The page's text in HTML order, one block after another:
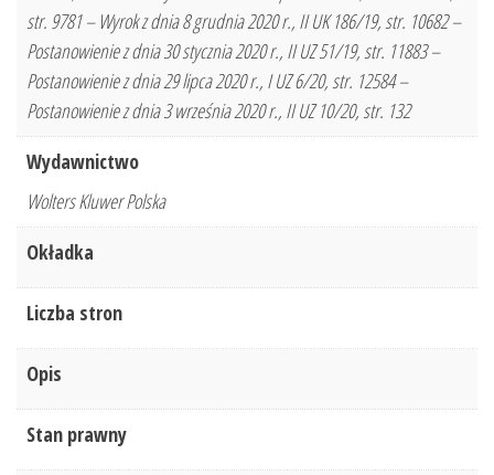
str. 9781 – Wyrok z dnia 8 grudnia 2020 r., II UK 186/19, str. 10682 –
Postanowienie z dnia 30 stycznia 2020 r., II UZ 51/19, str. 11883 –
Postanowienie z dnia 29 lipca 2020 r., I UZ 6/20, str. 12584 –
Postanowienie z dnia 3 września 2020 r., II UZ 10/20, str. 132
Wydawnictwo
Wolters Kluwer Polska
Okładka
Liczba stron
Opis
Stan prawny